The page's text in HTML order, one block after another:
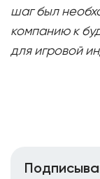
шаг был
компанию к
для игровой